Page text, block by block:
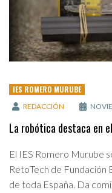
IES ROMERO MURUBE
REDACCIÓN
La robótica destaca en
El IES Romero Murube
RetoTech de Fundación
de toda España. Da